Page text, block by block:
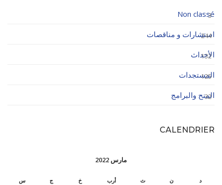
Non classé
3
استشارات و مناقصات
244
الأحداث
132
المستجدات
125
المنح والبرامج
32
CALENDRIER
مارس 2022
د ن ث أرب خ ج
س